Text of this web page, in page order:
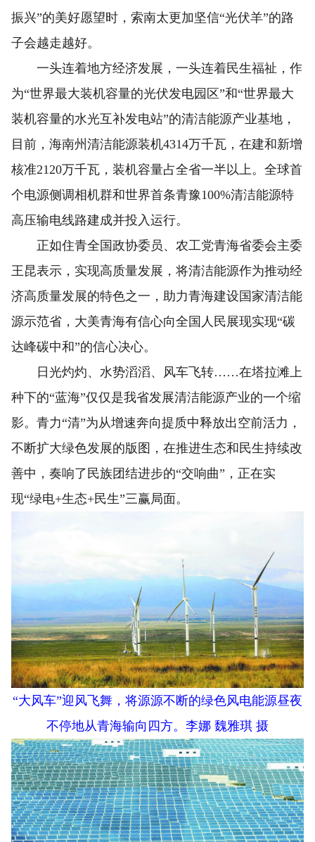
振兴”的美好愿望时，索南太更加坚信“光伏羊”的路
子会越走越好。
一头连着地方经济发展，一头连着民生福祉，作
为“世界最大装机容量的光伏发电园区”和“世界最大
装机容量的水光互补发电站”的清洁能源产业基地，
目前，海南州清洁能源装机4314万千瓦，在建和新增
核准2120万千瓦，装机容量占全省一半以上。全球首
个电源侧调相机群和世界首条青豫100%清洁能源特
高压输电线路建成并投入运行。
正如住青全国政协委员、农工党青海省委会主委
王昆表示，实现高质量发展，将清洁能源作为推动经
济高质量发展的特色之一，助力青海建设国家清洁能
源示范省，大美青海有信心向全国人民展现实现“碳
达峰碳中和”的信心决心。
日光灼灼、水势滔滔、风车飞转……在塔拉滩上
种下的“蓝海”仅仅是我省发展清洁能源产业的一个缩
影。青力“清”为从增速奔向提质中释放出空前活力，
不断扩大绿色发展的版图，在推进生态和民生持续改
善中，奏响了民族团结进步的“交响曲”，正在实
现“绿电+生态+民生”三赢局面。
“大风车”迎风飞舞，将源源不断的绿色风电能源昼夜
不停地从青海输向四方。李娜 魏雅琪 摄